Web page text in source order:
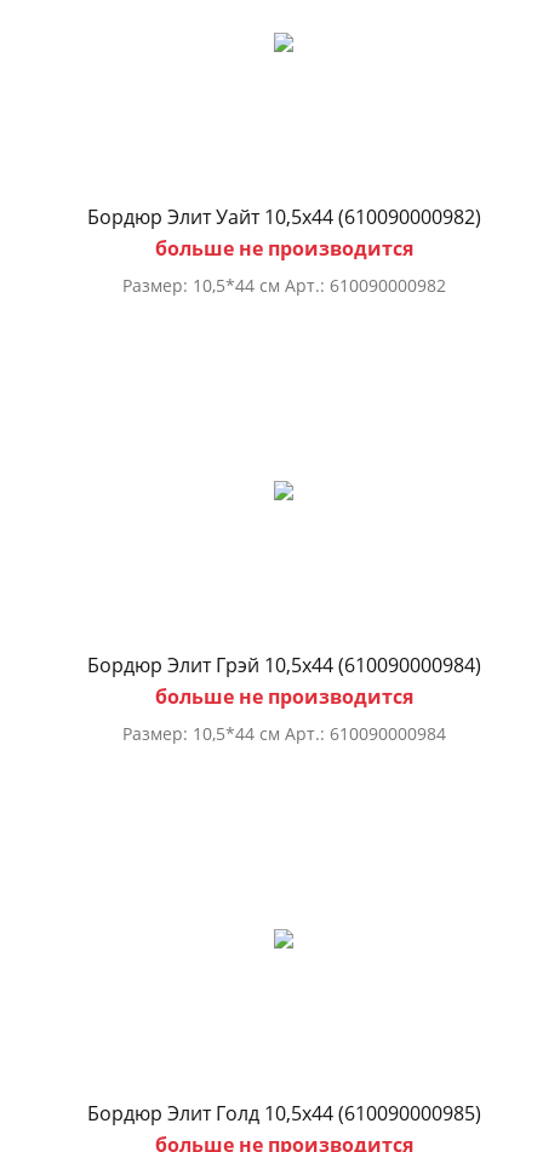
Бордюр Элит Уайт 10,5х44 (610090000982)
больше не производится
Размер: 10,5*44 см Арт.: 610090000982
Бордюр Элит Грэй 10,5х44 (610090000984)
больше не производится
Размер: 10,5*44 см Арт.: 610090000984
Бордюр Элит Голд 10,5х44 (610090000985)
больше не производится